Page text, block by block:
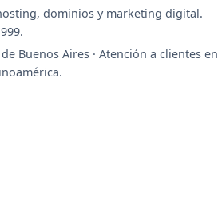
dominios y marketing digital.
Buenos Aires · Atención a clientes en